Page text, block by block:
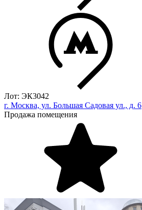
Лот: ЭК3042
г. Москва, ул. Большая Садовая ул., д. 6
Продажа помещения